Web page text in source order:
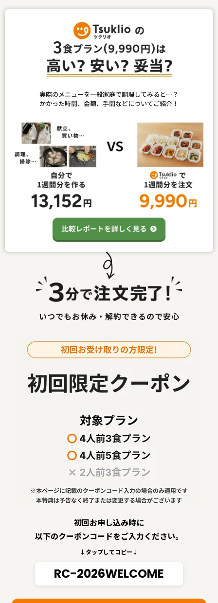
実際のメニューを一般家庭で調理してみると…？
かかった時間、金額、手間などについてご紹介！
いつでもお休み・解約できるので安心
初回お申し込み時に
以下のクーポンコードをご入力ください。
↓タップしてコピー↓
RC-2026WELCOME